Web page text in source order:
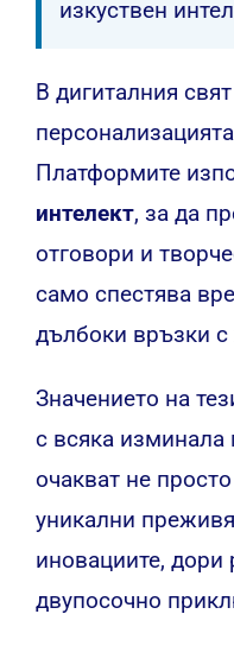
изкуствен
В дигиталния
Платформите
интелект, за да
отговори и
само спестява
дълбоки връзки с
Значението на
с всяка изминала
очакват не
уникални
иновациите, дори
двупосочно